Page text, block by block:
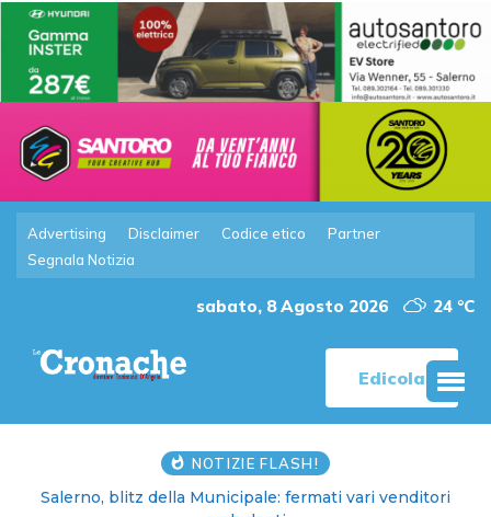
Advertising Disclaimer Codice etico
Partner
Segnala Notizia
sabato, 8 Agosto 2026 24 °C
Edicola
NOTIZIE FLASH!
Salerno, blitz della Municipale: fermati vari venditori